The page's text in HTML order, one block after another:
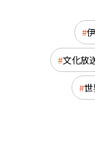
文化放
世